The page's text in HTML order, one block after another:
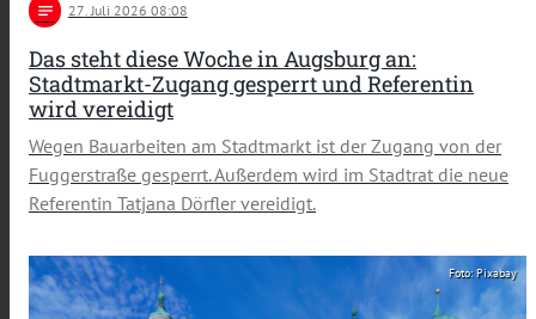
notes 27. Juli 2026 08:08
Das steht diese Woche in Augsburg an:
Stadtmarkt-Zugang gesperrt und Referentin
wird vereidigt
Wegen Bauarbeiten am Stadtmarkt ist der Zugang von der
Fuggerstraße gesperrt. Außerdem wird im Stadtrat die neue
Referentin Tatjana Dörfler vereidigt.
Foto: Pixabay